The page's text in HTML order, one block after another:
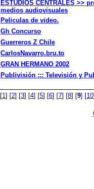
ESTUDIOS CENTRALES >>
medios audiovisuales
Peliculas de video.
Gh Concurso
Guerreros Z Chile
CarlosNavarro.bru.to
GRAN HERMANO 2002
Publivisión ::: Televisión y
[1] [2] [3] [4] [5] [6] [7] [8] [9] [10